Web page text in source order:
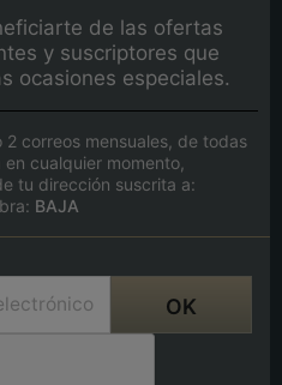
de las ofertas
y suscriptores que
ocasiones especiales.
2 correos mensuales, de todas
cualquier momento,
tu dirección suscrita a:
BAJA